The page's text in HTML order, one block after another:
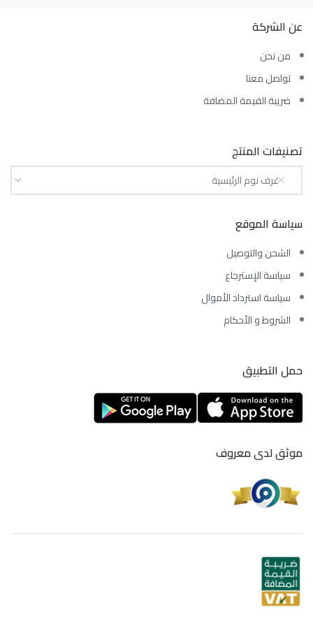
عن الشركة
من نحن
تواصل معنا
ضريبة القيمة المضافة
تصنيفات المنتج
غرف نوم الرئيسية
سياسة الموقع
الشحن والتوصيل
سياسة الإسترجاع
سياسة استرداد الأموال
الشروط و الأحكام
حمل التطبيق
موثق لدى معروف